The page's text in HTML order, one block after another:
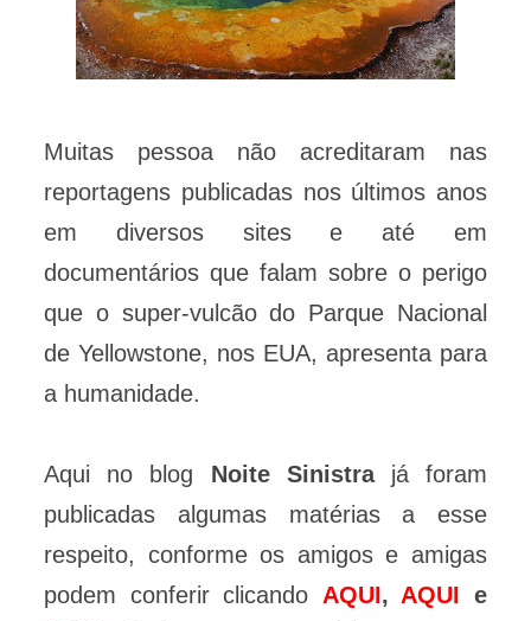
Muitas pessoa não acreditaram nas
reportagens publicadas nos últimos anos
em diversos sites e até em
documentários que falam sobre o perigo
que o super-vulcão do Parque Nacional
de Yellowstone, nos EUA, apresenta para
a humanidade.
Aqui no blog Noite Sinistrajá foram
publicadas algumas matérias a esse
respeito, conforme os amigos e amigas
podem conferir clicando AQUI, AQUI e